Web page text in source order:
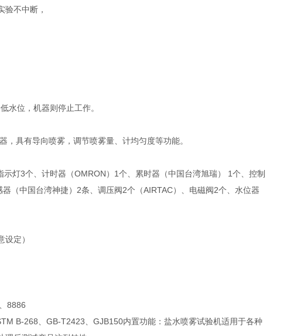
不中断，
水位，机器则停止工作。
具有导向喷雾，调节喷雾量、计均匀度等功能。
灯3个、计时器（OMRON）1个、累时器（中国台湾旭瑞） 1个、控制
（中国台湾神捷）2条、调压阀2个（AIRTAC）、电磁阀2个、水位器
定）
8886
B-268、GB-T2423、GJB150内置功能：盐水喷雾试验机适用于各种